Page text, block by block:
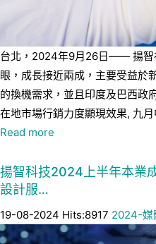
台北，2024年9月26日—— 揚智
眼，成長接近兩成，主要受益於
的換機需求，並且印度及巴西政
在地市場行銷力度顯現效果, 九
Read more
揚智科技2024上半年本業
設計服…
19-08-2024 Hits:8917 2024-媒